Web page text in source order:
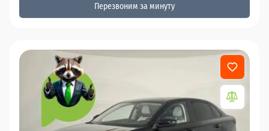
Перезвоним за минуту